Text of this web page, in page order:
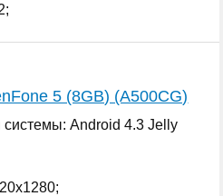
5 (8GB) (A500CG)
Android 4.3 Jelly